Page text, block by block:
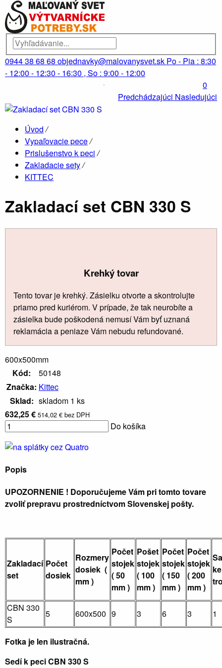
0944 38 68 68 objednavky@malovanysvet.sk Po - Pia : 8:30
- 12:00 - 12:30 - 16:30 , So : 9:00 - 12:00
0
Predchádzajúci Nasledujúci
Úvod /
Vypaľovacie pece/
Prislušenstvo k peci /
Zakladacie sety/
KITTEC
Zakladací set CBN 330 S
Krehký tovar
Tento tovar je krehký. Zásielku otvorte a skontrolujte
priamo pred kuriérom. V prípade, že tak neurobíte a
zásielka bude poškodená nemusí Vám byť uznaná
reklamácia a peniaze Vám nebudu refundované.
600x500mm
Kód:
50148
Značka: Kittec
Sklad: skladom 1 ks
632,25 € 514,02 € bez DPH
Do košíka
Popis
UPOZORNENIE ! Doporučujeme Vám pri tomto tovare
zvoliť prepravu prostredníctvom Slovenskej pošty.
Zakladací
set
Počet
dosiek
Rozmery
dosiek (
mm )
Počet
stojek
( 50
mm )
Pošet
stojek
( 100
mm )
Počet
stojek
( 150
mm )
Počet
stojek
( 200
mm )
CBN 330
S
5 600x500 9 3 6 3 1
Fotka je len ilustračná.
Sedí k peci CBN 330 S